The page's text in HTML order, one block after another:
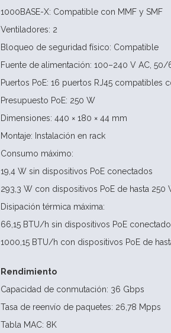
1000BASE-X: Compatible con MMF y SMF
Ventiladores: 2
Bloqueo de seguridad físico: Compatible
Fuente de alimentación: 100–240 V AC, 50/
Puertos PoE: 16 puertos RJ45 compatibles
Presupuesto PoE: 250 W
Dimensiones: 440 × 180 × 44 mm
Montaje: Instalación en rack
Consumo máximo:
19,4 W sin dispositivos PoE conectados
293,3 W con dispositivos PoE de hasta 250
Disipación térmica máxima:
66,15 BTU/h sin dispositivos PoE
1000,15 BTU/h con dispositivos PoE de
Rendimiento
Capacidad de conmutación: 36 Gbps
Tasa de reenvío de paquetes: 26,78 Mpps
Tabla MAC: 8K